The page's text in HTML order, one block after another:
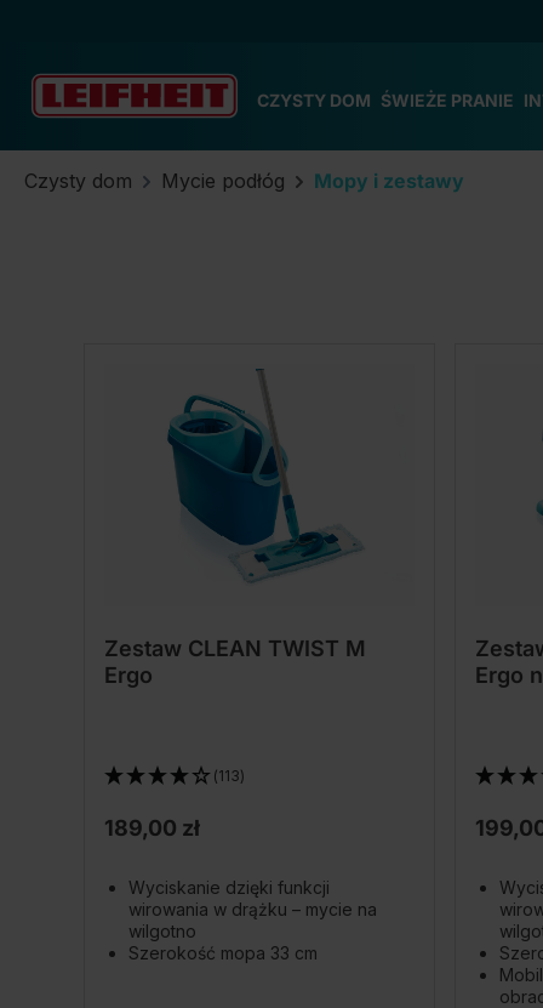
CZYSTY DOM ŚWIEŻE PRANIE
Czysty dom Mycie podłóg Mopy i zestawy
Zestaw CLEAN TWIST M
Ergo
(113)
189,00 zł
Wyciskanie dzięki funkcji
wirowania w drążku – mycie na
wilgotno
Szerokość mopa 33 cm
Ergo